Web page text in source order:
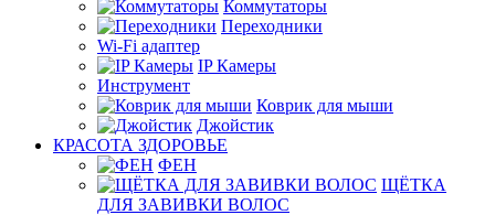
Коммутаторы
Переходники
Wi-Fi адаптер
IP Камеры
Инструмент
Коврик для мыши
Джойстик
КРАСОТА ЗДОРОВЬЕ
ФЕН
ЩЁТКА
ДЛЯ ЗАВИВКИ ВОЛОС